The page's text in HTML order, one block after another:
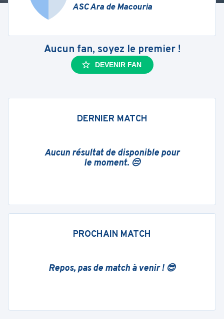
ASC Ara de Macouria
Aucun fan, soyez le premier !
DEVENIR FAN
DERNIER MATCH
Aucun résultat de disponible pour
le moment. 😔
PROCHAIN MATCH
Repos, pas de match à venir ! 😎